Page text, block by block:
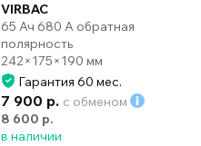
VIRBAC
65 Ач 680 А обратная
полярность
242×175×190 мм
Гарантия 60 мес.
7 900 р. с обменом
8 600 р.
в наличии